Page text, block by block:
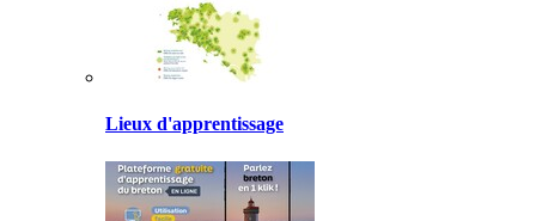
Lieux d'apprentissage